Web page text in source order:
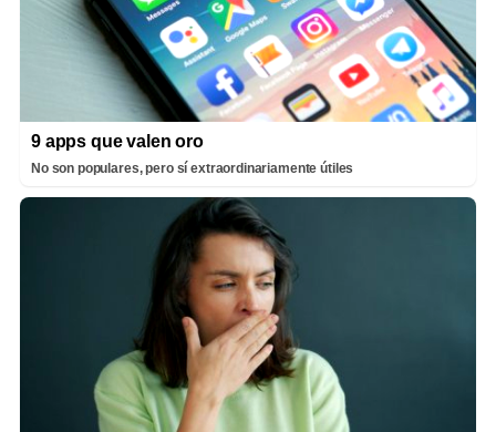
9 apps que valen oro
No son populares, pero sí extraordinariamente útiles